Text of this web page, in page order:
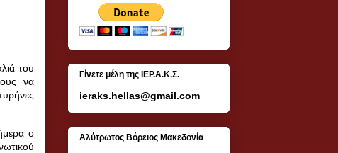
του
να
ο
Γίνετε μέλη της ΙΕΡ.Α.Κ.Σ.
ieraks.hellas@gmail.com
Αλύτρωτος Βόρειος Μακεδονία